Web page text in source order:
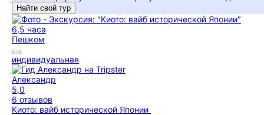
Найти свой тур
6,5 часа
Пешком
индивидуальная
Александр
5,0
6 отзывов
Киото: вайб исторической Японии